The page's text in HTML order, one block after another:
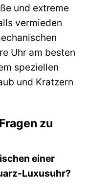
und extreme
vermieden
Uhr am besten
speziellen
und Kratzern
zu
einer
Luxusuhr?